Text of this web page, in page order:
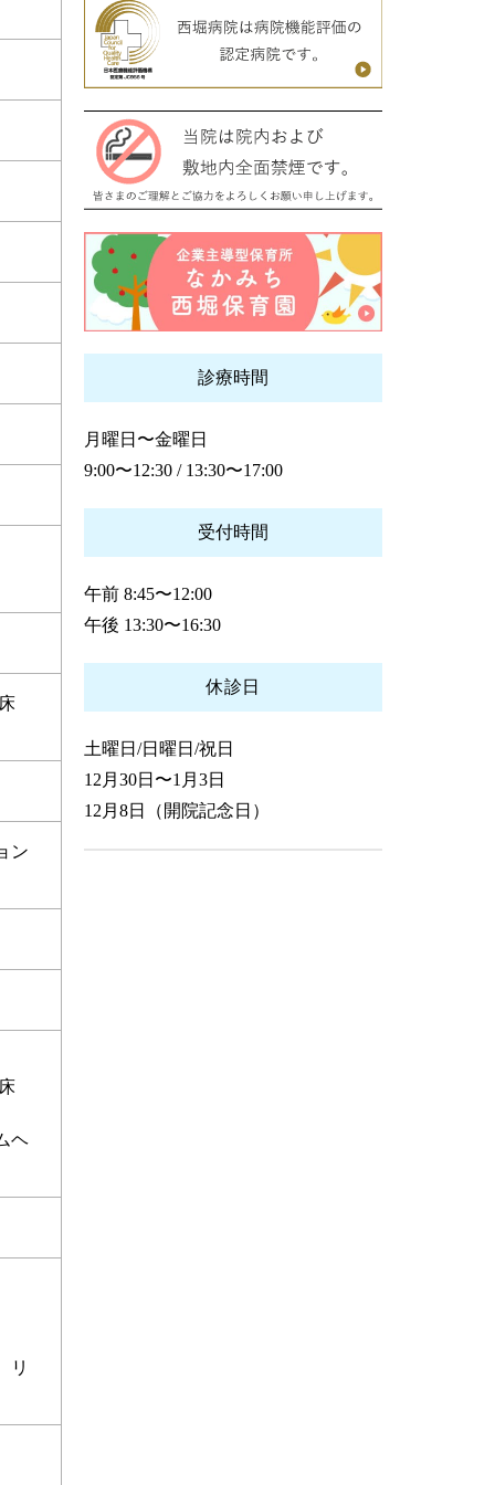
ン
ヘ
リ
診療時間
月曜日〜金曜日
9:00〜12:30 / 13:30〜17:00
受付時間
午前 8:45〜12:00
午後 13:30〜16:30
休診日
土曜日/日曜日/祝日
12月30日〜1月3日
12月8日（開院記念日）